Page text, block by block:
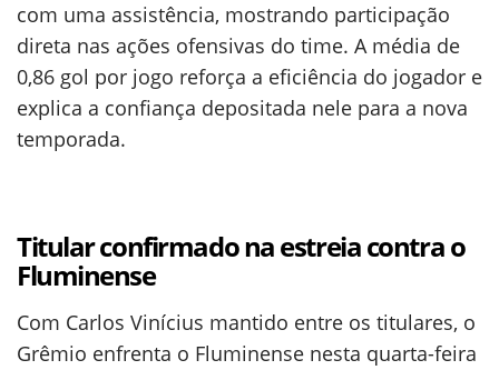
com uma assistência, mostrando participação
direta nas ações ofensivas do time. A média de
0,86 gol por jogo reforça a eficiência do jogador e
explica a confiança depositada nele para a nova
temporada.
Titular confirmado na estreia contra o
Fluminense
Com Carlos Vinícius mantido entre os titulares, o
Grêmio enfrenta o Fluminense nesta quarta-feira